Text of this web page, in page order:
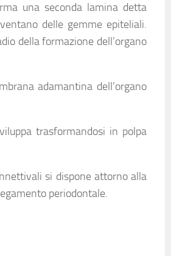
una seconda lamina detta
delle gemme epiteliali.
della formazione dell’organo
adamantina dell’organo
trasformandosi in polpa
si dispone attorno alla
periodontale.